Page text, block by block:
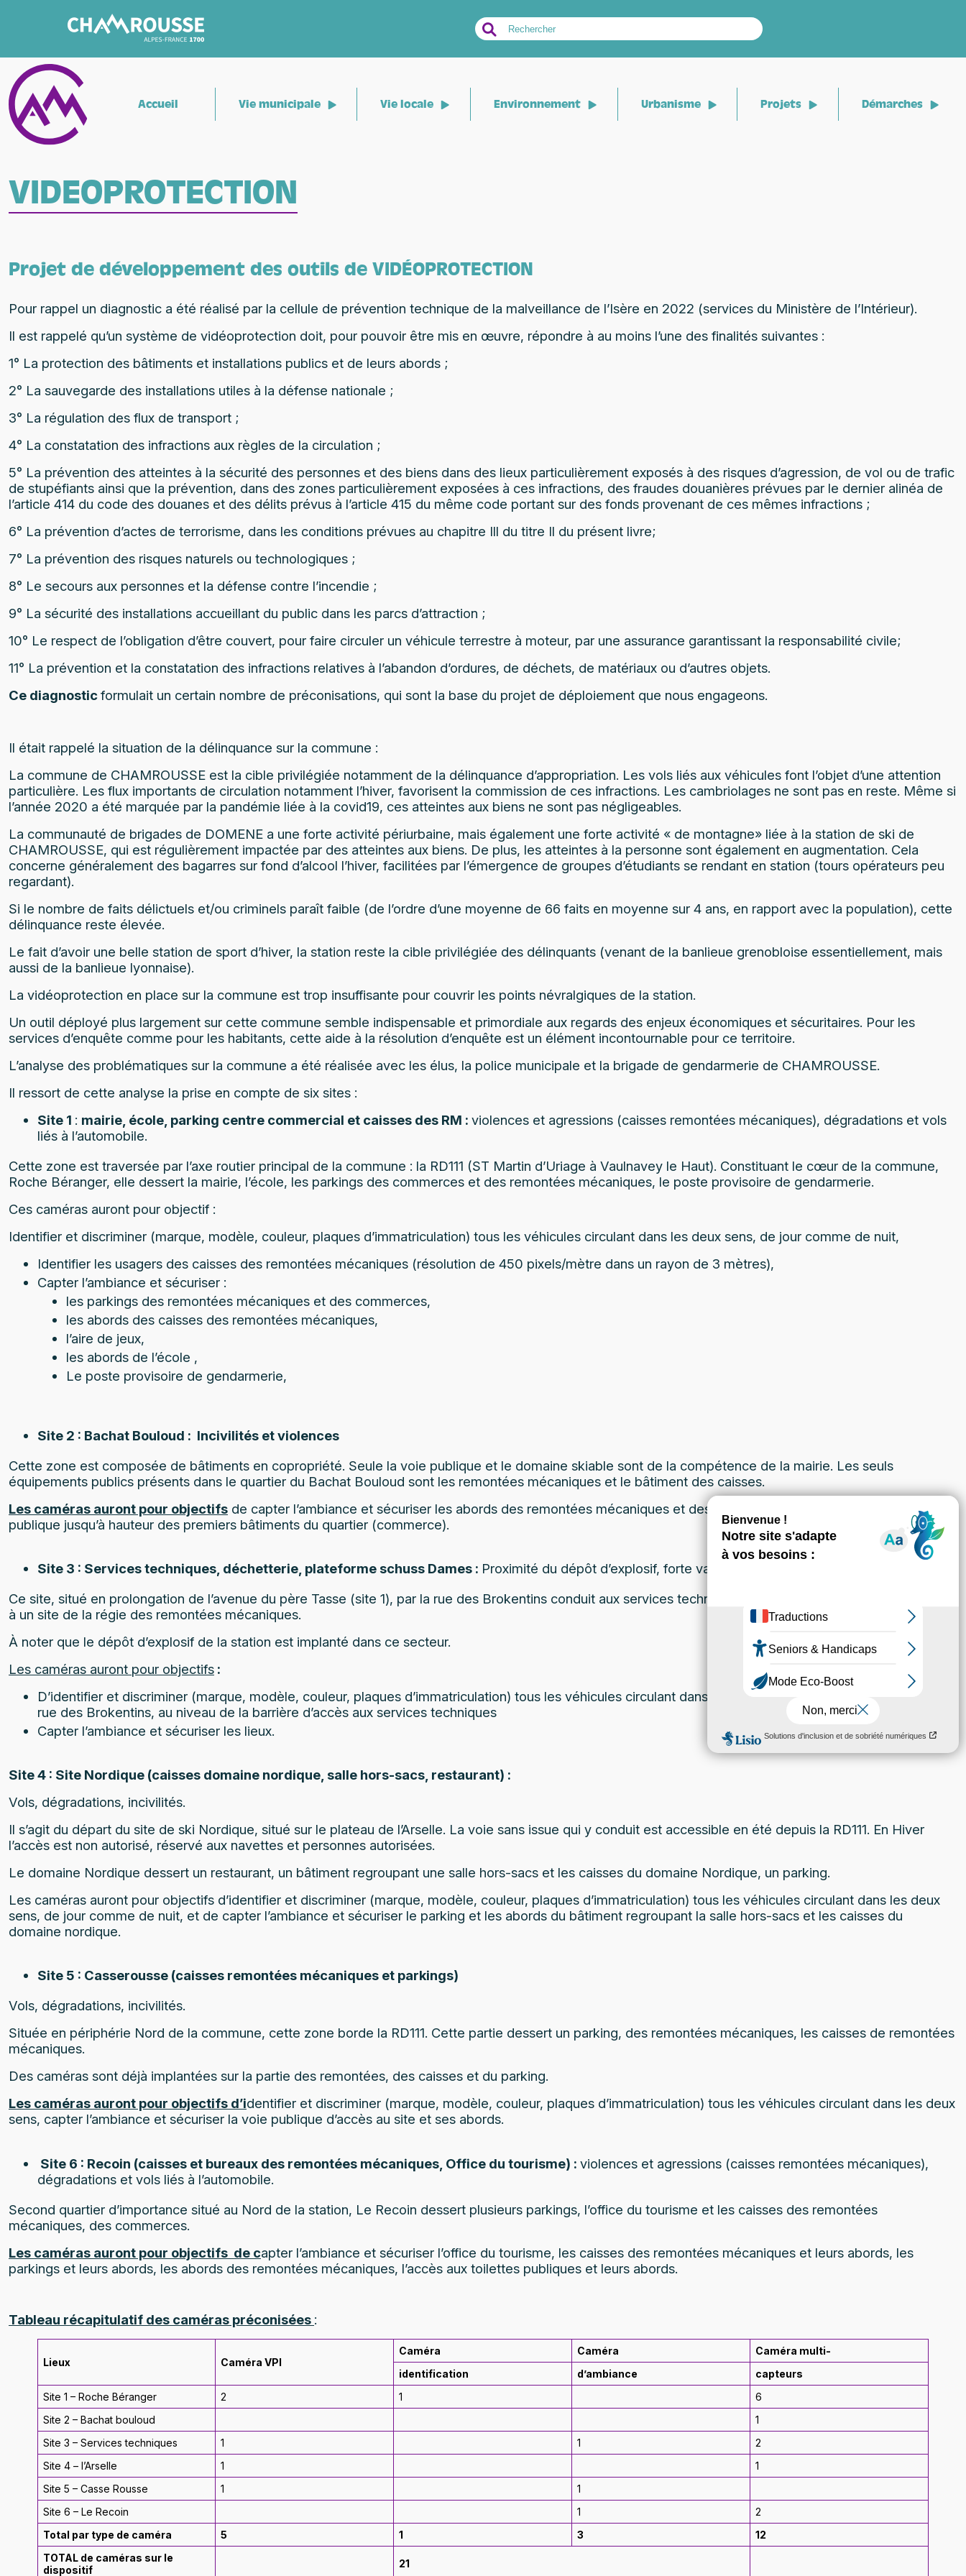
Search
for:
Accueil Vie municipale Vie locale Environnement Urbanisme Projets Démarches
VIDEOPROTECTION
Projet de développement des outils de VIDÉOPROTECTION
Pour rappel un diagnostic a été réalisé par la cellule de prévention technique de la malveillance de l’Isère en 2022 (services du Ministère de l’Intérieur).
Il est rappelé qu’un système de vidéoprotection doit, pour pouvoir être mis en œuvre, répondre à au moins l’une des finalités suivantes :
1° La protection des bâtiments et installations publics et de leurs abords ;
2° La sauvegarde des installations utiles à la défense nationale ;
3° La régulation des flux de transport ;
4° La constatation des infractions aux règles de la circulation ;
5° La prévention des atteintes à la sécurité des personnes et des biens dans des lieux particulièrement exposés à des risques d’agression, de vol ou de trafic
de stupéfiants ainsi que la prévention, dans des zones particulièrement exposées à ces infractions, des fraudes douanières prévues par le dernier alinéa de
l’article 414 du code des douanes et des délits prévus à l’article 415 du même code portant sur des fonds provenant de ces mêmes infractions ;
6° La prévention d’actes de terrorisme, dans les conditions prévues au chapitre Ill du titre Il du présent livre;
7° La prévention des risques naturels ou technologiques ;
8° Le secours aux personnes et la défense contre l’incendie ;
9° La sécurité des installations accueillant du public dans les parcs d’attraction ;
10° Le respect de l’obligation d’être couvert, pour faire circuler un véhicule terrestre à moteur, par une assurance garantissant la responsabilité civile;
11° La prévention et la constatation des infractions relatives à l’abandon d’ordures, de déchets, de matériaux ou d’autres objets.
Ce diagnosticformulait un certain nombre de préconisations, qui sont la base du projet de déploiement que nous engageons.
Il était rappelé la situation de la délinquance sur la commune :
La commune de CHAMROUSSE est la cible privilégiée notamment de la délinquance d’appropriation. Les vols liés aux véhicules font l’objet d’une attention
particulière. Les flux importants de circulation notamment l’hiver, favorisent la commission de ces infractions. Les cambriolages ne sont pas en reste. Même si
l’année 2020 a été marquée par la pandémie liée à la covid19, ces atteintes aux biens ne sont pas négligeables.
La communauté de brigades de DOMENE a une forte activité périurbaine, mais également une forte activité « de montagne» liée à la station de ski de
CHAMROUSSE, qui est régulièrement impactée par des atteintes aux biens. De plus, les atteintes à la personne sont également en augmentation. Cela
concerne généralement des bagarres sur fond d’alcool l’hiver, facilitées par l’émergence de groupes d’étudiants se rendant en station (tours opérateurs peu
regardant).
Si le nombre de faits délictuels et/ou criminels paraît faible (de l’ordre d’une moyenne de 66 faits en moyenne sur 4 ans, en rapport avec la population), cette
délinquance reste élevée.
Le fait d’avoir une belle station de sport d’hiver, la station reste la cible privilégiée des délinquants (venant de la banlieue grenobloise essentiellement, mais
aussi de la banlieue lyonnaise).
La vidéoprotection en place sur la commune est trop insuffisante pour couvrir les points névralgiques de la station.
Un outil déployé plus largement sur cette commune semble indispensable et primordiale aux regards des enjeux économiques et sécuritaires. Pour les
services d’enquête comme pour les habitants, cette aide à la résolution d’enquête est un élément incontournable pour ce territoire.
L’analyse des problématiques sur la commune a été réalisée avec les élus, la police municipale et la brigade de gendarmerie de CHAMROUSSE.
Il ressort de cette analyse la prise en compte de six sites :
Site 1 : mairie, école, parking centre commercial et caisses des RM : violences et agressions (caisses remontées mécaniques), dégradations et vols
liés à l’automobile.
Cette zone est traversée par l’axe routier principal de la commune : la RD111 (ST Martin d’Uriage à Vaulnavey le Haut). Constituant le cœur de la commune,
Roche Béranger, elle dessert la mairie, l’école, les parkings des commerces et des remontées mécaniques, le poste provisoire de gendarmerie.
Ces caméras auront pour objectif :
Identifier et discriminer (marque, modèle, couleur, plaques d’immatriculation) tous les véhicules circulant dans les deux sens, de jour comme de nuit,
Identifier les usagers des caisses des remontées mécaniques (résolution de 450 pixels/mètre dans un rayon de 3 mètres),
Capter l’ambiance et sécuriser :
les parkings des remontées mécaniques et des commerces,
les abords des caisses des remontées mécaniques,
l’aire de jeux,
les abords de l’école ,
Le poste provisoire de gendarmerie,
Site 2 : Bachat Bouloud : Incivilités et violences
Cette zone est composée de bâtiments en copropriété. Seule la voie publique et le domaine skiable sont de la compétence de la mairie. Les seuls
équipements publics présents dans le quartier du Bachat Bouloud sont les remontées mécaniques et le bâtiment des caisses.
Les caméras auront pour objectifs de capter l’ambiance et sécuriser les abords des remontées mécaniques et des caisses, ainsi que la voie de circulation
publique jusqu’à hauteur des premiers bâtiments du quartier (commerce).
Site 3 : Services techniques, déchetterie, plateforme schuss Dames : Proximité du dépôt d’explosif, forte valeur des matériels présents sur site.
Ce site, situé en prolongation de l’avenue du père Tasse (site 1), par la rue des Brokentins conduit aux services techniques, à la déchetterie de la commune et
à un site de la régie des remontées mécaniques.
À noter que le dépôt d’explosif de la station est implanté dans ce secteur.
Les caméras auront pour objectifs :
D’identifier et discriminer (marque, modèle, couleur, plaques d’immatriculation) tous les véhicules circulant dans les deux sens, de jour comme de nuit,
rue des Brokentins, au niveau de la barrière d’accès aux services techniques
Capter l’ambiance et sécuriser les lieux.
Site 4 : Site Nordique (caisses domaine nordique, salle hors-sacs, restaurant) :
Vols, dégradations, incivilités.
Il s’agit du départ du site de ski Nordique, situé sur le plateau de l’Arselle. La voie sans issue qui y conduit est accessible en été depuis la RD111. En Hiver
l’accès est non autorisé, réservé aux navettes et personnes autorisées.
Le domaine Nordique dessert un restaurant, un bâtiment regroupant une salle hors-sacs et les caisses du domaine Nordique, un parking.
Les caméras auront pour objectifs d’identifier et discriminer (marque, modèle, couleur, plaques d’immatriculation) tous les véhicules circulant dans les deux
sens, de jour comme de nuit, et de capter l’ambiance et sécuriser le parking et les abords du bâtiment regroupant la salle hors-sacs et les caisses du
domaine nordique.
Site 5 : Casserousse (caisses remontées mécaniques et parkings)
Vols, dégradations, incivilités.
Située en périphérie Nord de la commune, cette zone borde la RD111. Cette partie dessert un parking, des remontées mécaniques, les caisses de remontées
mécaniques.
Des caméras sont déjà implantées sur la partie des remontées, des caisses et du parking.
Les caméras auront pour objectifs d’identifier et discriminer (marque, modèle, couleur, plaques d’immatriculation) tous les véhicules circulant dans les deux
sens, capter l’ambiance et sécuriser la voie publique d’accès au site et ses abords.
Site 6 : Recoin (caisses et bureaux des remontées mécaniques, Office du tourisme) : violences et agressions (caisses remontées mécaniques),
dégradations et vols liés à l’automobile.
Second quartier d’importance situé au Nord de la station, Le Recoin dessert plusieurs parkings, l’office du tourisme et les caisses des remontées
mécaniques, des commerces.
Les caméras auront pour objectifs de capter l’ambiance et sécuriser l’office du tourisme, les caisses des remontées mécaniques et leurs abords, les
parkings et leurs abords, les abords des remontées mécaniques, l’accès aux toilettes publiques et leurs abords.
Tableau récapitulatif des caméras préconisées :
Lieux Caméra VPI
Caméra Caméra
Caméra multi-
identification
d’ambiance
capteurs
Site 1 – Roche Béranger
2 1
6
Site 2 – Bachat bouloud
1
Site 3 – Services techniques
1 1
2
Site 4 – l’Arselle
1
1
Site 5 – Casse Rousse
1
1
Site 6 – Le Recoin
1
2
Total par type de caméra
5 1 3
12
TOTAL de caméras sur le
dispositif
21